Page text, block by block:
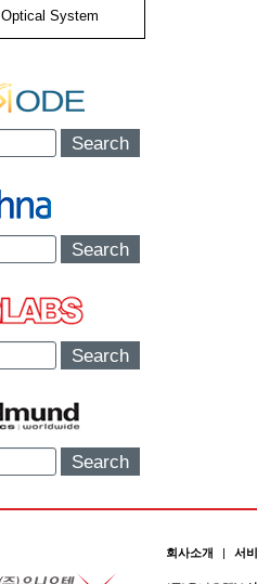
| Optical System
Search
Search
Search
Search
회사소개 | 서